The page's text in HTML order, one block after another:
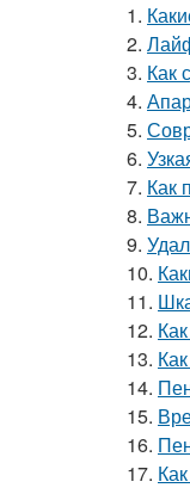
1.
2.
3. Как
4.
5.
6.
7. Как
8.
9.
10.
11.
12.
13.
14.
15.
16.
17.